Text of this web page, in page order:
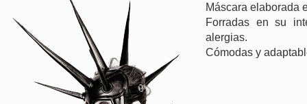
Máscara elaborada
Forradas en su
alergias.
Cómodas y